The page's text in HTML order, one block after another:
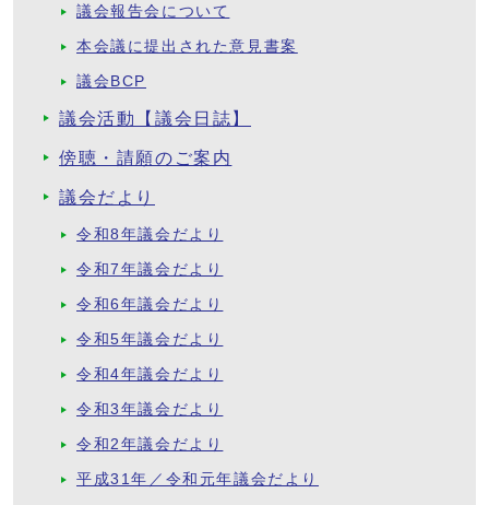
議会報告会について
本会議に提出された意見書案
議会BCP
議会活動【議会日誌】
傍聴・請願のご案内
議会だより
令和8年議会だより
令和7年議会だより
令和6年議会だより
令和5年議会だより
令和4年議会だより
令和3年議会だより
令和2年議会だより
平成31年／令和元年議会だより